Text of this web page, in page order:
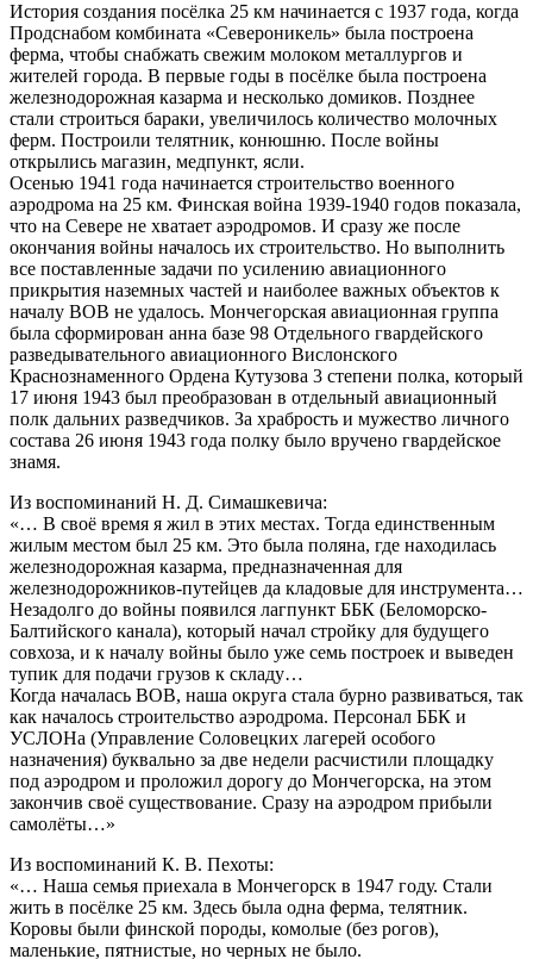
История создания посёлка 25 км начинается с 1937 года, когда
Продснабом комбината «Североникель» была построена
ферма, чтобы снабжать свежим молоком металлургов и
жителей города. В первые годы в посёлке была построена
железнодорожная казарма и несколько домиков. Позднее
стали строиться бараки, увеличилось количество молочных
ферм. Построили телятник, конюшню. После войны
открылись магазин, медпункт, ясли.
Осенью 1941 года начинается строительство военного
аэродрома на 25 км. Финская война 1939-1940 годов показала,
что на Севере не хватает аэродромов. И сразу же после
окончания войны началось их строительство. Но выполнить
все поставленные задачи по усилению авиационного
прикрытия наземных частей и наиболее важных объектов к
началу ВОВ не удалось. Мончегорская авиационная группа
была сформирован анна базе 98 Отдельного гвардейского
разведывательного авиационного Вислонского
Краснознаменного Ордена Кутузова 3 степени полка, который
17 июня 1943 был преобразован в отдельный авиационный
полк дальних разведчиков. За храбрость и мужество личного
состава 26 июня 1943 года полку было вручено гвардейское
знамя.
Из воспоминаний Н. Д. Симашкевича:
«… В своё время я жил в этих местах. Тогда единственным
жилым местом был 25 км. Это была поляна, где находилась
железнодорожная казарма, предназначенная для
железнодорожников-путейцев да кладовые для инструмента…
Незадолго до войны появился лагпункт ББК (Беломорско-
Балтийского канала), который начал стройку для будущего
совхоза, и к началу войны было уже семь построек и выведен
тупик для подачи грузов к складу…
Когда началась ВОВ, наша округа стала бурно развиваться, так
как началось строительство аэродрома. Персонал ББК и
УСЛОНа (Управление Соловецких лагерей особого
назначения) буквально за две недели расчистили площадку
под аэродром и проложил дорогу до Мончегорска, на этом
закончив своё существование. Сразу на аэродром прибыли
самолёты…»
Из воспоминаний К. В. Пехоты:
«… Наша семья приехала в Мончегорск в 1947 году. Стали
жить в посёлке 25 км. Здесь была одна ферма, телятник.
Коровы были финской породы, комолые (без рогов),
маленькие, пятнистые, но черных не было.